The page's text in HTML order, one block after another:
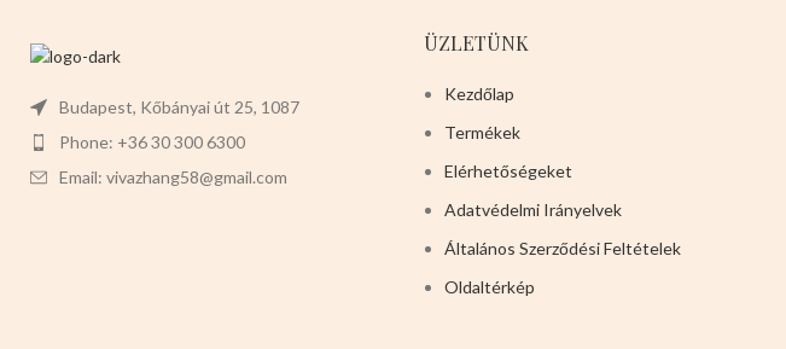
Budapest, Kőbányai út 25, 1087
Phone: +36 30 300 6300
Email: vivazhang58@gmail.com
ÜZLETÜNK
Kezdőlap
Termékek
Elérhetőségeket
Adatvédelmi Irányelvek
Általános Szerződési Feltételek
Oldaltérkép